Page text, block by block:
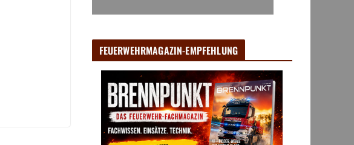
FEUERWEHRMAGAZIN-EMPFEHLUNG